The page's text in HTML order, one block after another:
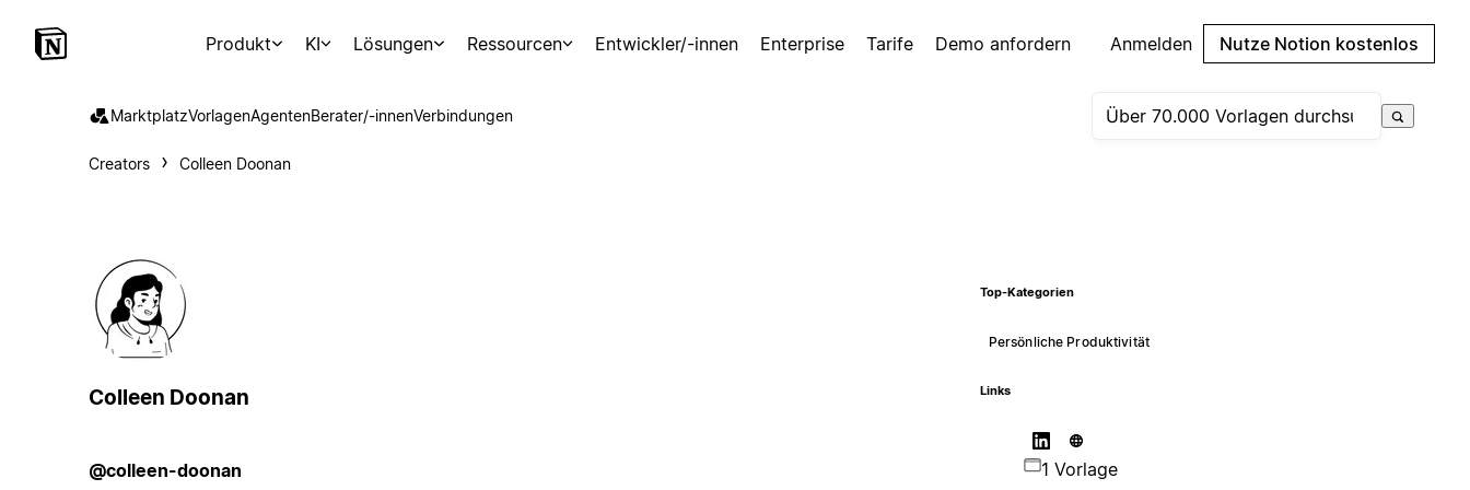
Produkt KI Lösungen Ressourcen Entwickler/-innen Enterprise Tarife Demo anfordern Anmelden Nutze Notion kostenlos
MarktplatzVorlagenAgentenBerater/-innenVerbindungen
Creators Colleen Doonan
Colleen Doonan
@colleen-doonan
Top-Kategorien
Persönliche Produktivität
Links
1 Vorlage